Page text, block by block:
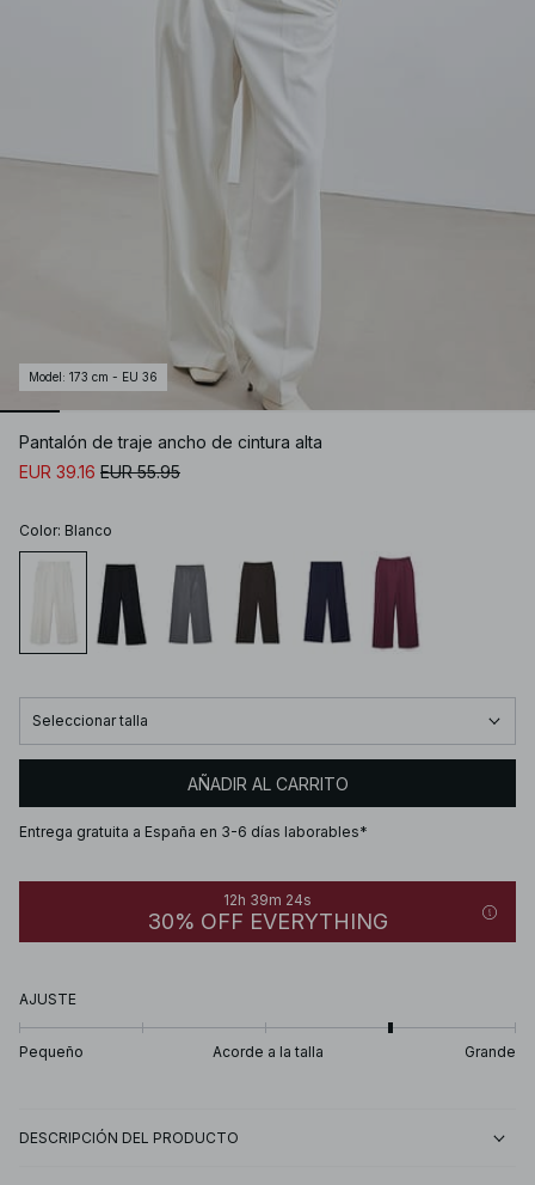
Model : 173 cm - EU 36
Pantalón de traje ancho ​​de cintura alta
EUR 39.16 EUR 55.95
Color: Blanco
Seleccionar talla
AÑADIR AL CARRITO
Entrega gratuita a España en 3-6 días laborables*
12h 39m 24s
30% OFF EVERYTHING
AJUSTE
Pequeño Acorde a la talla Grande
DESCRIPCIÓN DEL PRODUCTO